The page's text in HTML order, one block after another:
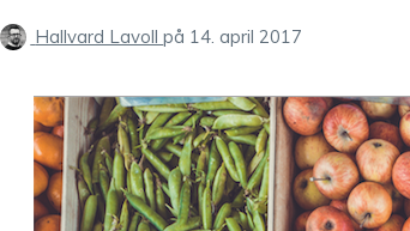
Hallvard Lavollpå 14. april 2017